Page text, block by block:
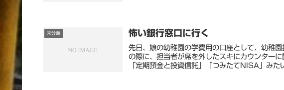
未分類 怖い銀行窓口に行く
先日、娘の幼稚園の学費用の口座として、幼稚
の際に、担当者が席を外したスキにカウンター
「定期預金と投資信託」「つみたてNISA」みた